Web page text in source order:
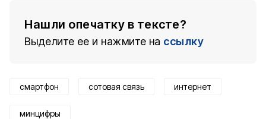
Нашли опечатку в тексте?
Выделите ее и нажмите на ссылку
смартфон сотовая связь интернет
минцифры